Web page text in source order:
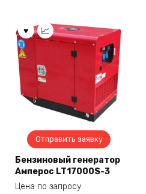
Отправить заявку
Бензиновый генератор
Амперос LT17000S-3
Цена по запросу